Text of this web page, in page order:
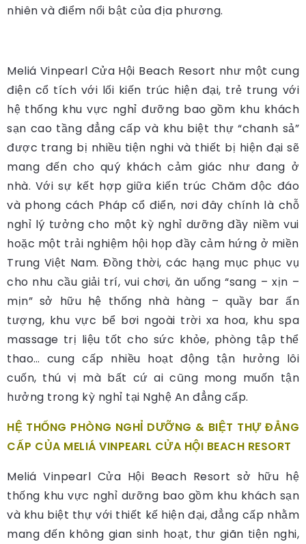
nhiên và điểm nổi bật của địa phương.
Meliá Vinpearl Cửa Hội Beach Resort như một cung
điện cổ tích với lối kiến trúc hiện đại, trẻ trung với
hệ thống khu vực nghỉ đưỡng bao gồm khu khách
sạn cao tầng đẳng cấp và khu biệt thự “chanh sả”
được trang bị nhiều tiện nghi và thiết bị hiện đại sẽ
mang đến cho quý khách cảm giác như đang ở
nhà. Với sự kết hợp giữa kiến trúc Chăm độc đáo
và phong cách Pháp cổ điển, nơi đây chính là chỗ
nghỉ lý tưởng cho một kỳ nghỉ dưỡng đầy niềm vui
hoặc một trải nghiệm hội họp đầy cảm hứng ở miền
Trung Việt Nam. Đồng thời, các hạng mục phục vụ
cho nhu cầu giải trí, vui chơi, ăn uống “sang – xịn –
mịn” sở hữu hệ thống nhà hàng – quầy bar ấn
tượng, khu vực bể bơi ngoài trời xa hoa, khu spa
massage trị liệu tốt cho sức khỏe, phòng tập thể
thao… cung cấp nhiều hoạt động tận hưởng lôi
cuốn, thú vị mà bất cứ ai cũng mong muốn tận
hưởng trong kỳ nghỉ tại Nghệ An đẳng cấp.
HỆ THỐNG PHÒNG NGHỈ DƯỠNG & BIỆT THỰ ĐẲNG
CẤP CỦA MELIÁ VINPEARL CỬA HỘI BEACH RESORT
Meliá Vinpearl Cửa Hội Beach Resort sở hữu hệ
thống khu vực nghỉ dưỡng bao gồm khu khách sạn
và khu biệt thự với thiết kế hiện đại, đẳng cấp nhằm
mang đến không gian sinh hoạt, thư giãn tiện nghi,